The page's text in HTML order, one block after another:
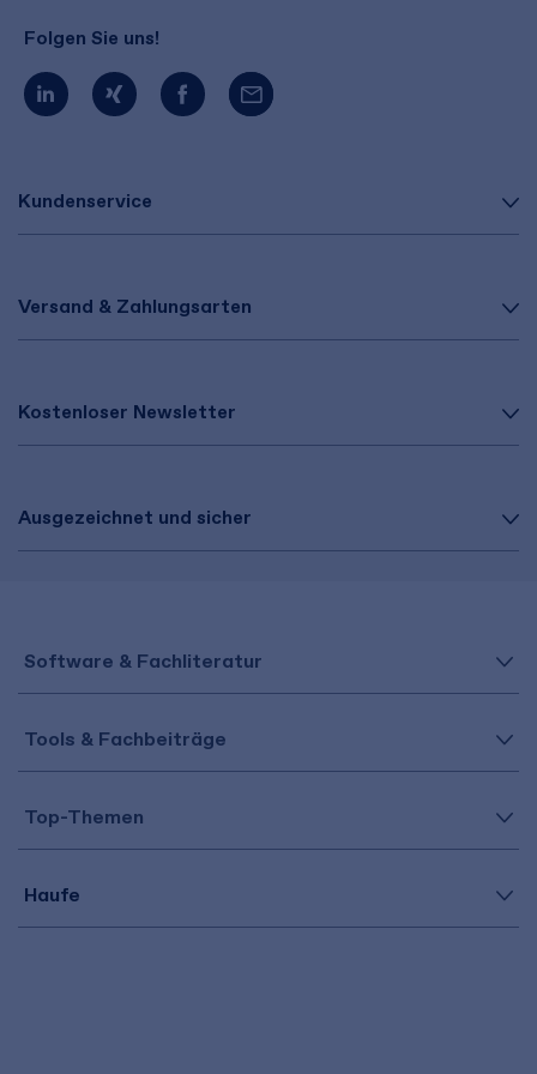
Kundenservice
Versand & Zahlungsarten
Kostenloser Newsletter
Ausgezeichnet und sicher
Folgen Sie uns!
Software & Fachliteratur
Tools & Fachbeiträge
Top-Themen
Haufe